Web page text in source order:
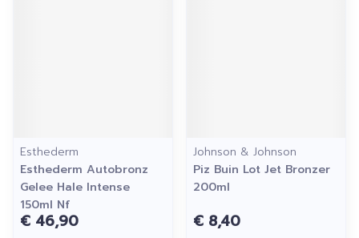
Esthederm
Esthederm Autobronz
Gelee Hale Intense
150ml Nf
€ 46,90
Johnson & Johnson
Piz Buin Lot Jet Bronzer
200ml
€ 8,40